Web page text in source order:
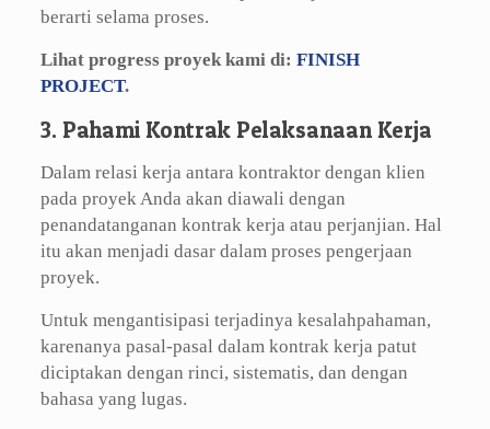
berarti selama proses.
Lihat progress proyek kami di: FINISH
PROJECT.
3. Pahami Kontrak Pelaksanaan Kerja
Dalam relasi kerja antara kontraktor dengan klien
pada proyek Anda akan diawali dengan
penandatanganan kontrak kerja atau perjanjian. Hal
itu akan menjadi dasar dalam proses pengerjaan
proyek.
Untuk mengantisipasi terjadinya kesalahpahaman,
karenanya pasal-pasal dalam kontrak kerja patut
diciptakan dengan rinci, sistematis, dan dengan
bahasa yang lugas.